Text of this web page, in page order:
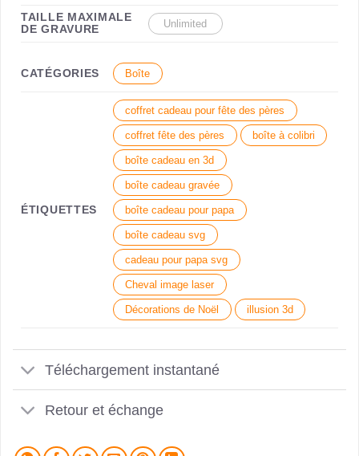
TAILLE MAXIMALE
DE GRAVURE
Unlimited
CATÉGORIES Boîte
ÉTIQUETTES
coffret cadeau pour fête des pères
coffret fête des pères boîte à colibri
boîte cadeau en 3d
boîte cadeau gravée
boîte cadeau pour papa
boîte cadeau svg
cadeau pour papa svg
Cheval image laser
Décorations de Noël illusion 3d
Téléchargement instantané
Retour et échange